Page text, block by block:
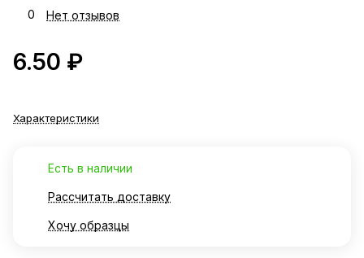
0 Нет отзывов
6.50 ₽
Характеристики
Есть в наличии
Рассчитать доставку
Хочу образцы